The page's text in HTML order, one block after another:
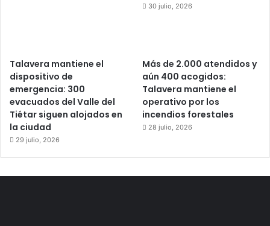
30 julio, 2026
Talavera mantiene el
dispositivo de
emergencia: 300
evacuados del Valle del
Tiétar siguen alojados en
la ciudad
29 julio, 2026
Más de 2.000 atendidos y
aún 400 acogidos:
Talavera mantiene el
operativo por los
incendios forestales
28 julio, 2026